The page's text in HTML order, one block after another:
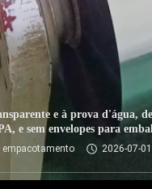
e à prova d'água,
e sem envelopes para
empacotamento 2026-07-01